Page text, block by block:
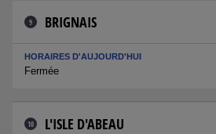
9 BRIGNAIS
HORAIRES D'AUJOURD'HUI
Fermée
10 L'ISLE D'ABEAU